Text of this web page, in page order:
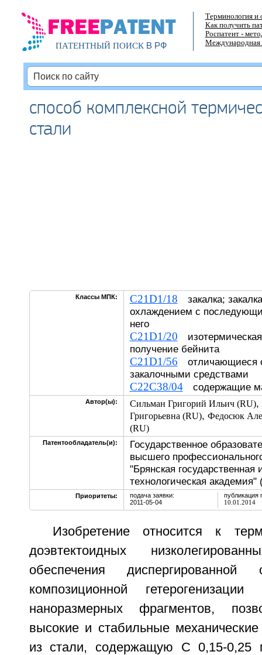
ПАТЕНТНЫЙ ПОИСКВ РФ
Терминология и
Как получить
Роспатент -
Международная
способ комплексной
стали
Классы МПК: C21D1/18 закалка;
охлаждением с
него
C21D1/20
получение бейнита
C21D1/56 отличающиеся
закалочными средствами
C22C38/04содержащие
Автор(ы): Сильман Григорий Ильич (RU),
Григорьевна (RU), Федосюк
(RU)
Патентообладатель(и):
Государственное
высшего
"Брянская государственная
технологическая академия"
Приоритеты:
подача заявки:
2011-05-04
публикация
10.01.2014
Изобретение относится к
доэвтектоидных
обеспечения
композиционной
наноразмерных фрагментов,
высокие и стабильные механические
из стали, содержащую С 0,15-0,25